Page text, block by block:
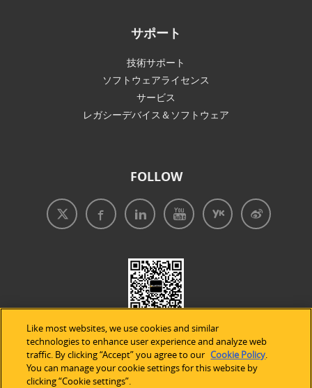
サポート
技術サポート
ソフトウェアライセンス
サービス
レガシーデバイス＆ソフトウェア
FOLLOW
Like most websites, we use cookies and similar
technologies to enhance user experience and analyze web
traffic. By clicking “Accept” you agree to our Cookie Policy.
You can manage your cookie settings for this website by
clicking “Cookie settings”.